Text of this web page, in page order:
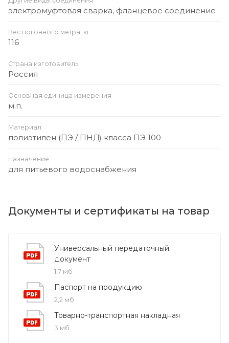
электромуфтовая сварка, фланцевое соединение
Вес погонного метра, кг
116
Страна изготовитель
Россия
Основная единица измерения
м.п.
Материал
полиэтилен (ПЭ / ПНД) класса ПЭ 100
Назначение
для питьевого водоснабжения
Документы и сертификаты на товар
Универсальный передаточный
документ
1,7 мб
Паспорт на продукцию
2,2 мб
Товарно-транспортная накладная
3 мб